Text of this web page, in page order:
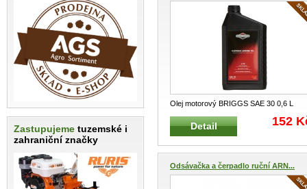
Zastupujeme tuzemské i
zahraniční značky
Olej motorový BRIGGS SAE 30 0,6 L
Originální motorový olej do vzduche...
Detail 152
Odsávačka a čerpadlo ruční ARN...